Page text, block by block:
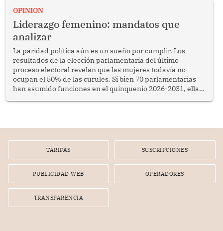
OPINION
Liderazgo femenino: mandatos que
analizar
La paridad política aún es un sueño por cumplir. Los
resultados de la elección parlamentaria del último
proceso electoral revelan que las mujeres todavía no
ocupan el 50% de las curules. Si bien 70 parlamentarias
han asumido funciones en el quinquenio 2026-2031, ellas
TARIFAS SUSCRIPCIONES
PUBLICIDAD WEB OPERADORES
TRANSPARENCIA